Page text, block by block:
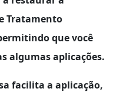
Tratamento
que você
algumas aplicações.
facilita a aplicação,